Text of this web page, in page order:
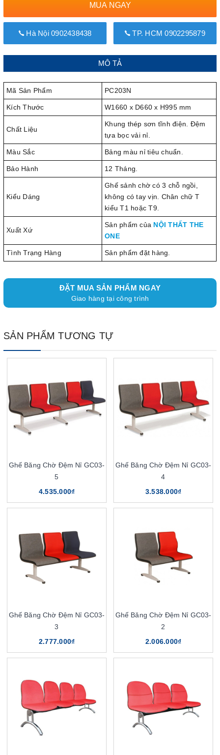
MUA NGAY
Hà Nội 0902438438 TP. HCM 0902295879
MÔ TẢ
Mã Sản Phẩm PC203N
Kích Thước W1660 x D660 x H995 mm
Chất Liệu
Khung thép sơn tĩnh điện. Đệm
tựa bọc vải nỉ.
Màu Sắc Bảng màu nỉ tiêu chuẩn.
Bảo Hành 12 Tháng.
Kiểu Dáng
Ghế sảnh chờ có 3 chỗ ngồi,
không có tay vịn. Chân chữ T
kiểu T1 hoặc T9.
Xuất Xứ
Sản phẩm của NỘI THẤT THE
ONE
Tình Trạng Hàng Sản phẩm đặt hàng.
ĐẶT MUA SẢN PHẨM NGAY
Giao hàng tại công trình
SẢN PHẨM TƯƠNG TỰ
Ghế Băng Chờ Đệm Nỉ GC03-
5
4.535.000₫
Ghế Băng Chờ Đệm Nỉ GC03-
4
3.538.000₫
Ghế Băng Chờ Đệm Nỉ GC03-
3
2.777.000₫
Ghế Băng Chờ Đệm Nỉ GC03-
2
2.006.000₫